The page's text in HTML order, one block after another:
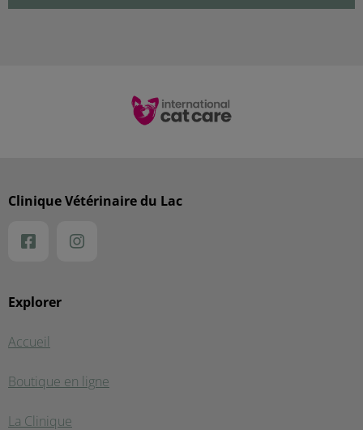
Explorer
Accueil
Boutique en ligne
La Clinique
Clinique Vétérinaire du Lac